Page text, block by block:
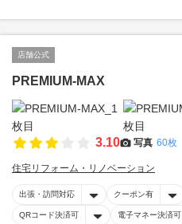
店舗公式
PREMIUM-MAX
3.10 写真 60枚
住宅リフォーム・リノベーション
出張・訪問対応 クーポン有
QRコード決済可 電子マネー決済可